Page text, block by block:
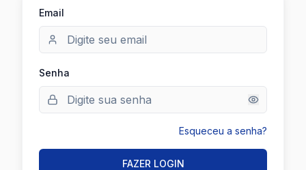
Email
Senha
Esqueceu a senha?
FAZER LOGIN